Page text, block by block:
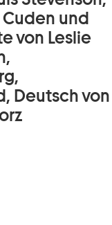
und
von Leslie
Deutsch von